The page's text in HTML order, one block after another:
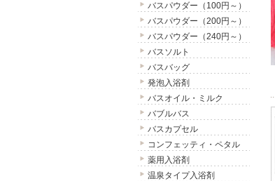
バスパウダー（100円～）
バスパウダー（200円～）
バスパウダー（240円～）
バスソルト
バスバッグ
発泡入浴剤
バスオイル・ミルク
バブルバス
バスカプセル
コンフェッティ・ペタル
薬用入浴剤
温泉タイプ入浴剤